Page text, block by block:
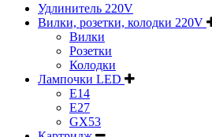
Удлинитель 220V
Вилки, розетки, колодки 220V
Вилки
Розетки
Колодки
Лампочки LED
E14
E27
GX53